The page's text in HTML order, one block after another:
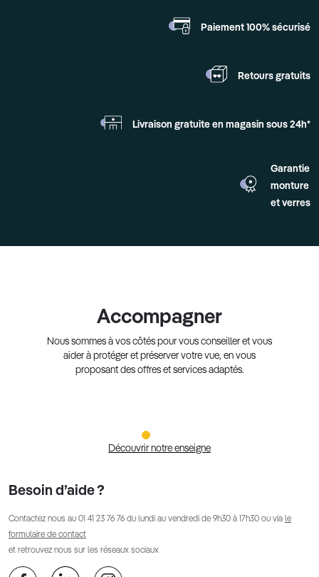
Paiement 100% sécurisé
Retours gratuits
Livraison gratuite en magasin sous 24h*
Garantie
monture
et verres
Accompagner
Nous sommes à vos côtés pour vous conseiller et vous
aider à protéger et préserver votre vue, en vous
proposant des offres et services adaptés.
Découvrir notre enseigne
Besoin d’aide ?
Contactez nous au 01 41 23 76 76 du lundi au vendredi de 9h30 à 17h30 ou via le
formulaire de contact
et retrouvez nous sur les réseaux sociaux